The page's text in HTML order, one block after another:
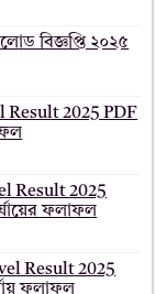
বিজ্ঞপ্তি ২০২৫
Result 2025 PDF
Result 2025
ফলাফল
Result 2025
ফলাফল